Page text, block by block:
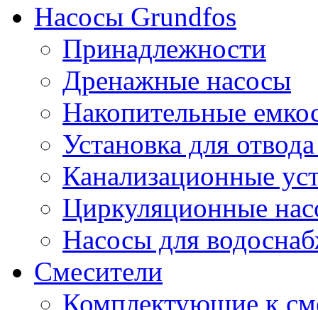
Насосы Grundfos
Принадлежности
Дренажные насосы
Накопительные
Установка для
Канализационные
Циркуляционные
Насосы для
Смесители
Комплектующие к